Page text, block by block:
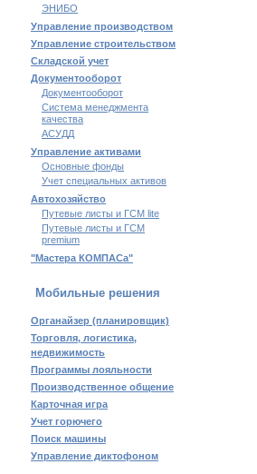
ЭНИБО
Управление производством
Управление строительством
Складской учет
Документооборот
Документооборот
Система менеджмента
качества
АСУДД
Управление активами
Основные фонды
Учет специальных активов
Автохозяйство
Путевые листы и ГСМ lite
Путевые листы и ГСМ
premium
"Мастера КОМПАСа"
Мобильные решения
Органайзер (планировщик)
Торговля, логистика,
недвижимость
Программы лояльности
Производственное общение
Карточная игра
Учет горючего
Поиск машины
Управление диктофоном